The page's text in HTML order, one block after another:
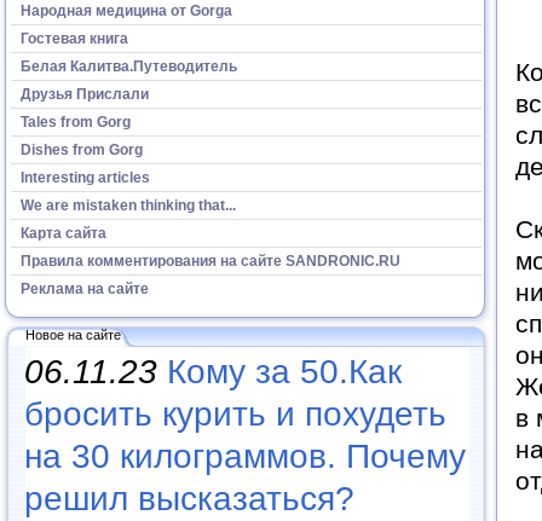
Народная медицина от Gorga
Гостевая книга
Белая Калитва.Путеводитель
Друзья Прислали
Tales from Gorg
Dishes from Gorg
Interesting articles
We are mistaken thinking that...
Карта сайта
Правила комментирования на сайте SANDRONIC.RU
Реклама на сайте
Новое на сайте
06.11.23 Кому за 50.Как
бросить курить и похудеть
на 30 килограммов. Почему
решил высказаться?
в